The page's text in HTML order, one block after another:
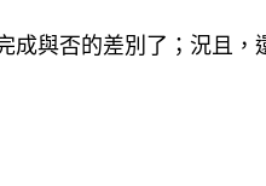
與否的差別了；況且，